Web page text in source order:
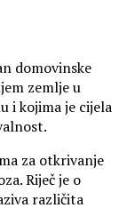
domovinske
zemlje u
i kojima je cijela
za otkrivanje
Riječ je o
različita